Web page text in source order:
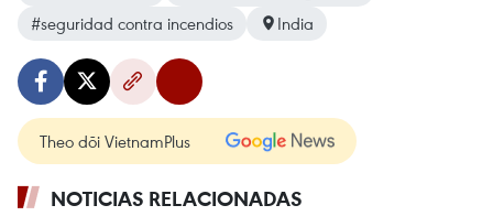
#seguridad contra incendios
India
Theo dõi VietnamPlus
NOTICIAS RELACIONADAS